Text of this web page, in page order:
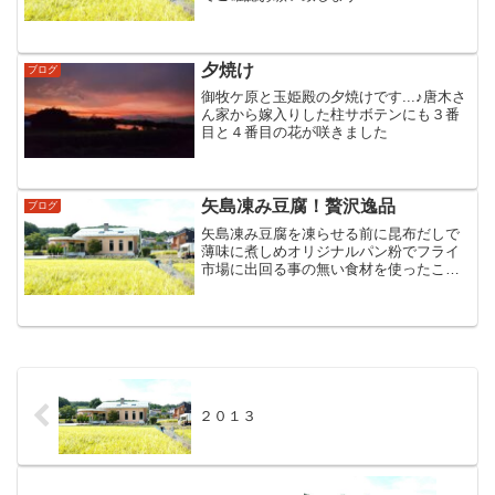
ブログ 夕焼け
御牧ケ原と玉姫殿の夕焼けです...♪︎唐木さ
ん家から嫁入りした柱サボテンにも３番
目と４番目の花が咲きました
ブログ 矢島凍み豆腐！贅沢逸品
矢島凍み豆腐を凍らせる前に昆布だしで
薄味に煮しめオリジナルパン粉でフライ
市場に出回る事の無い食材を使ったここ
２０１３